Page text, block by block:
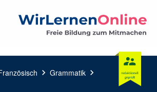
chevron_right Grammatik chevron_right